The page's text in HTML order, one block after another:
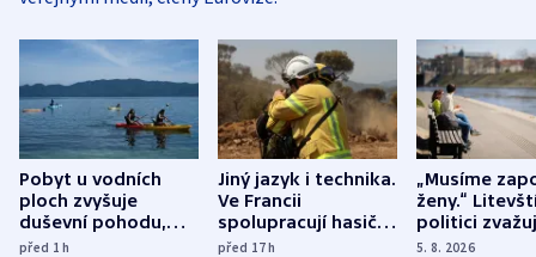
Pobyt u vodních
ploch zvyšuje
duševní pohodu,
ukázala
před 1h
Jiný jazyk i technika.
Ve Francii
spolupracují hasiči z
různých zemí
před 17h
„Musíme
ženy.“
politici
dohodu o
5. 8. 2026